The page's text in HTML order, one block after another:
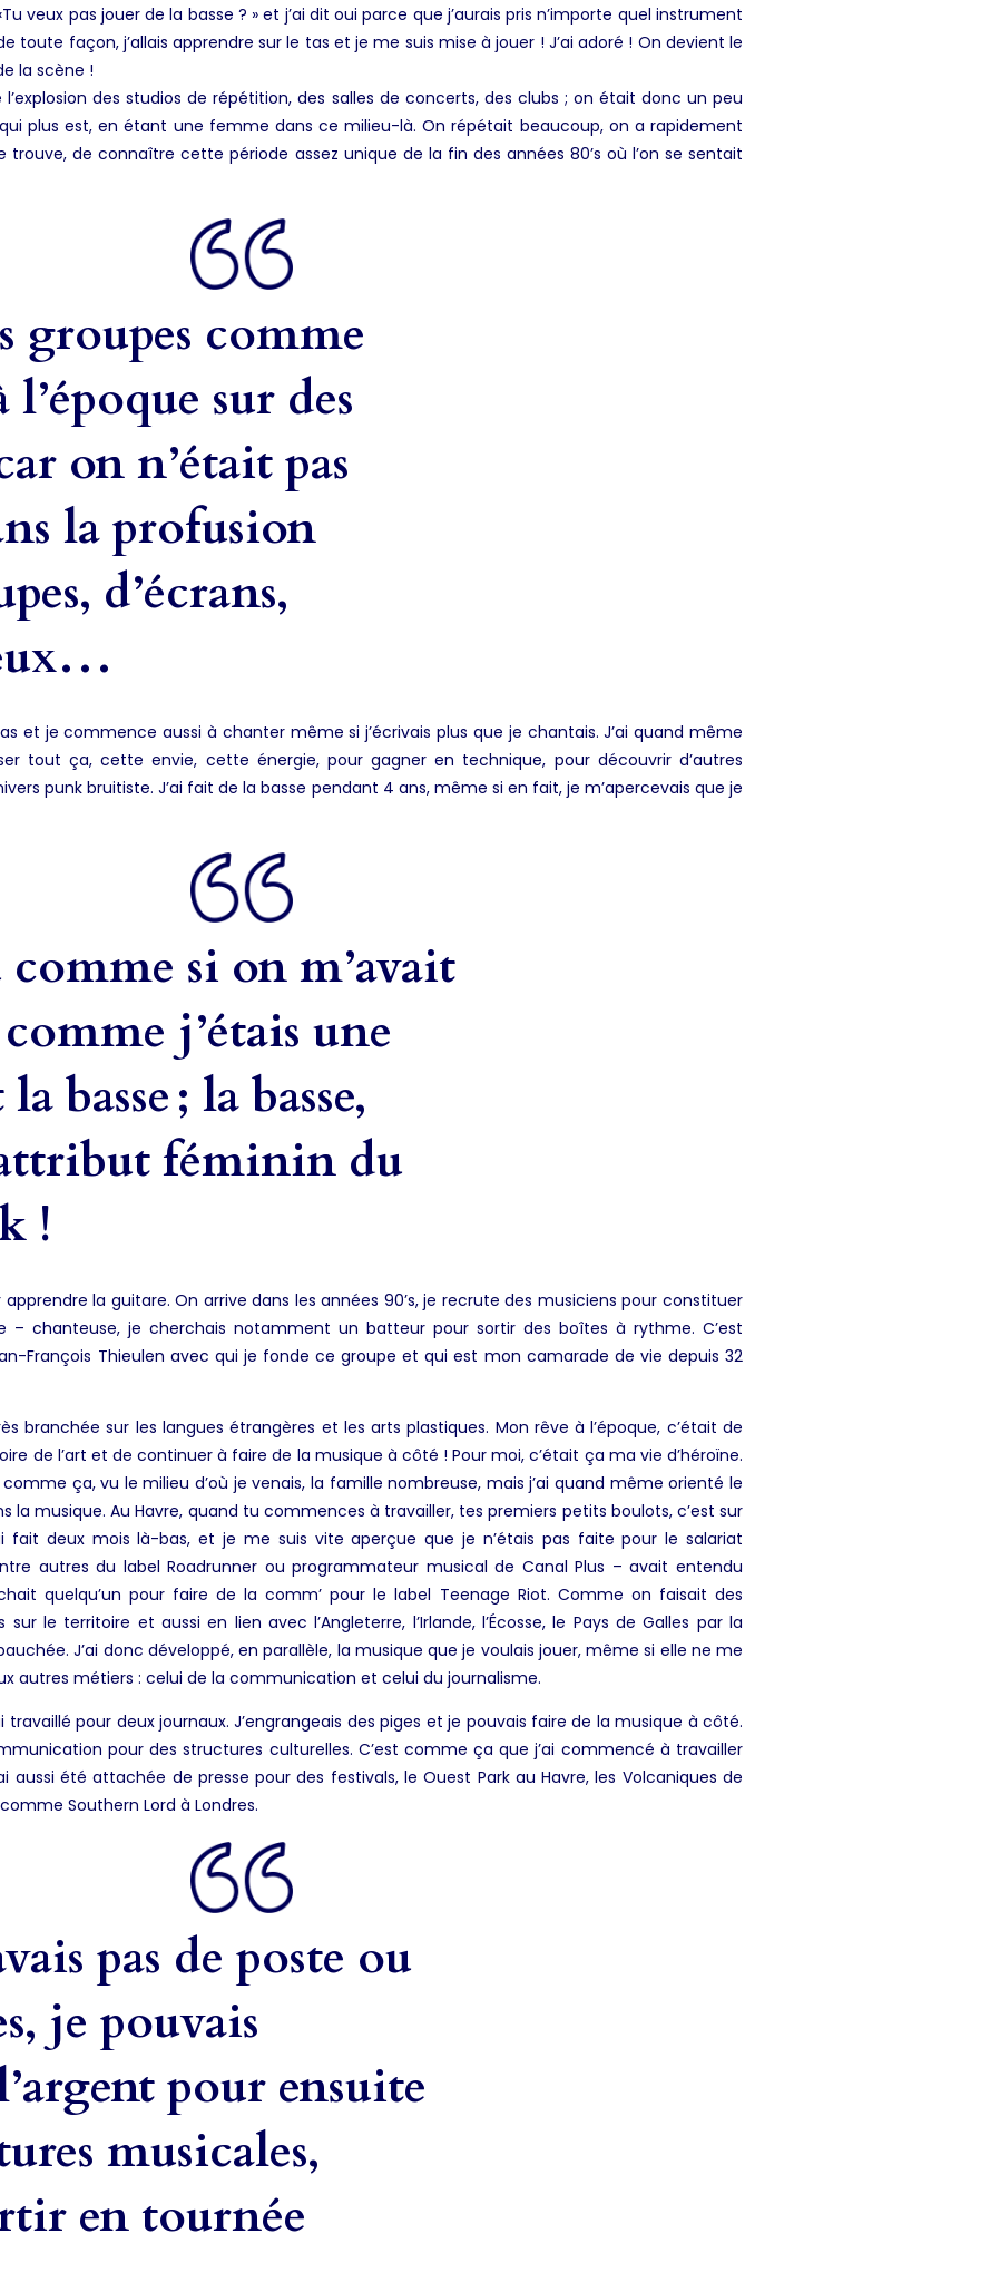
veux pas jouer de la basse ? » et j’ai dit oui parce que j’aurais pris n’importe quel instrument
toute façon, j’allais apprendre sur le tas et je me suis mise à jouer ! J’ai adoré ! On devient le
la scène !
l’explosion des studios de répétition, des salles de concerts, des clubs ; on était donc un peu
plus est, en étant une femme dans ce milieu-là. On répétait beaucoup, on a rapidement
trouve, de connaître cette période assez unique de la fin des années 80’s où l’on se sentait
groupes comme
sur des
on n’était pas
la profusion
d’écrans,
et je commence aussi à chanter même si j’écrivais plus que je chantais. J’ai quand même
tout ça, cette envie, cette énergie, pour gagner en technique, pour découvrir d’autres
punk bruitiste. J’ai fait de la basse pendant 4 ans, même si en fait, je m’apercevais que je
comme si on m’avait
j’étais une
basse ; la basse,
féminin du
!
la guitare. On arrive dans les années 90’s, je recrute des musiciens pour constituer
– chanteuse, je cherchais notamment un batteur pour sortir des boîtes à rythme. C’est
François Thieulen avec qui je fonde ce groupe et qui est mon camarade de vie depuis 32
branchée sur les langues étrangères et les arts plastiques. Mon rêve à l’époque, c’était de
de l’art et de continuer à faire de la musique à côté ! Pour moi, c’était ça ma vie d’héroïne.
ça, vu le milieu d’où je venais, la famille nombreuse, mais j’ai quand même orienté le
la musique. Au Havre, quand tu commences à travailler, tes premiers petits boulots, c’est sur
fait deux mois là-bas, et je me suis vite aperçue que je n’étais pas faite pour le salariat
autres du label Roadrunner ou programmateur musical de Canal Plus – avait entendu
quelqu’un pour faire de la comm’ pour le label Teenage Riot. Comme on faisait des
le territoire et aussi en lien avec l’Angleterre, l’Irlande, l’Écosse, le Pays de Galles par la
J’ai donc développé, en parallèle, la musique que je voulais jouer, même si elle ne me
autres métiers : celui de la communication et celui du journalisme.
travaillé pour deux journaux. J’engrangeais des piges et je pouvais faire de la musique à côté.
pour des structures culturelles. C’est comme ça que j’ai commencé à travailler
aussi été attachée de presse pour des festivals, le Ouest Park au Havre, les Volcaniques de
Southern Lord à Londres.
pas de poste ou
je pouvais
pour ensuite
musicales,
en tournée